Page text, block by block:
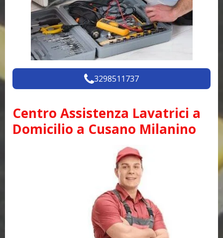
3298511737
Centro Assistenza Lavatrici a
Domicilio a Cusano Milanino